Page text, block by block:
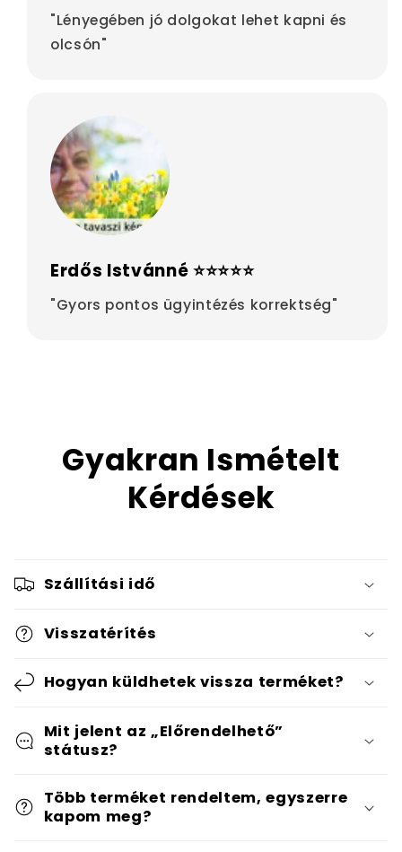
"Lényegében jó dolgokat lehet kapni és
olcsón"
Erdős Istvánné ⭐⭐⭐⭐⭐
"Gyors pontos ügyintézés korrektség"
Gyakran Ismételt
Kérdések
Szállítási idő
Visszatérítés
Hogyan küldhetek vissza terméket?
Mit jelent az „Előrendelhető”
státusz?
Több terméket rendeltem, egyszerre
kapom meg?